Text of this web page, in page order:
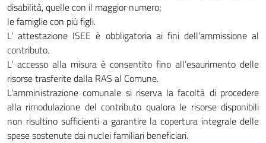
disabilità, quelle con il maggior numero;
le famiglie con più figli.
L’ attestazione ISEE è obbligatoria ai fini dell’ammissione al
contributo.
L’ accesso alla misura è consentito fino all’esaurimento delle
risorse trasferite dalla RAS al Comune.
L’amministrazione comunale si riserva la facoltà di procedere
alla rimodulazione del contributo qualora le risorse disponibili
non risultino sufficienti a garantire la copertura integrale delle
spese sostenute dai nuclei familiari beneficiari.